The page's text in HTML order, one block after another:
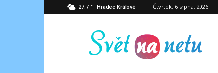
27.7 C Hradec Králové Čtvrtek, 6 srpna, 2026
Svět
na
netu